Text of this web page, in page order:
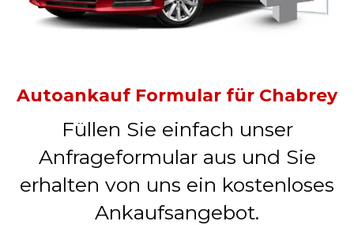
Autoankauf Formular für Chabrey
Füllen Sie einfach unser
Anfrageformular aus und Sie
erhalten von uns ein kostenloses
Ankaufsangebot.